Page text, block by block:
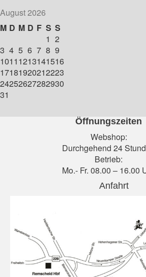
August 2026
M D M D F S S
1 2
3 4 5 6 7 8 9
10111213141516
17181920212223
24252627282930
31
Öffnungszeiten
Webshop:
Durchgehend 24
Betrieb:
Mo.- Fr. 08.00 – 16.00
Anfahrt